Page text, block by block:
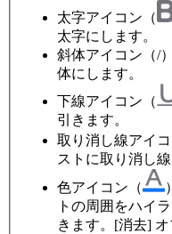
太字アイコン（
太字にします。
斜体アイコン（/
体にします。
下線アイコン（
引きます。
取り消し線アイ
ストに取り消し線
色アイコン（
トの周囲をハイ
きます。[消去]